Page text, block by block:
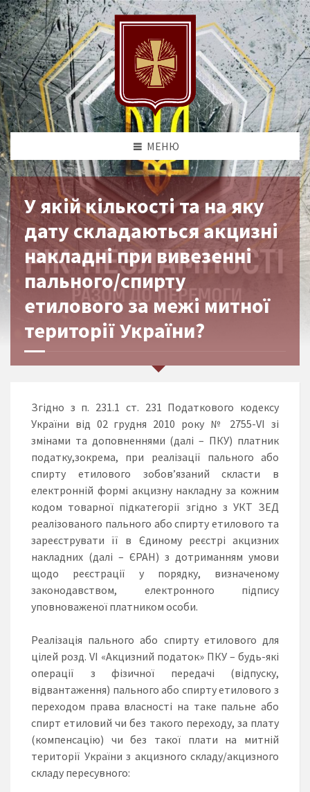
МЕНЮ
У якій кількості та на яку
дату складаються акцизні
накладні при вивезенні
пального/спирту
етилового за межі митної
території України?
Згідно з п. 231.1 ст. 231 Податкового кодексу
України від 02 грудня 2010 року № 2755-VI зі
змінами та доповненнями (далі – ПКУ) платник
податку,зокрема, при реалізації пального або
спирту етилового зобов’язаний скласти в
електронній формі акцизну накладну за кожним
кодом товарної підкатегорії згідно з УКТ ЗЕД
реалізованого пального або спирту етилового та
зареєструвати її в Єдиному реєстрі акцизних
накладних (далі – ЄРАН) з дотриманням умови
щодо реєстрації у порядку, визначеному
законодавством, електронного підпису
уповноваженої платником особи.
Реалізація пального або спирту етилового для
цілей розд. VI «Акцизний податок» ПКУ – будь-які
операції з фізичної передачі (відпуску,
відвантаження) пального або спирту етилового з
переходом права власності на таке пальне або
спирт етиловий чи без такого переходу, за плату
(компенсацію) чи без такої плати на митній
території України з акцизного складу/акцизного
складу пересувного: